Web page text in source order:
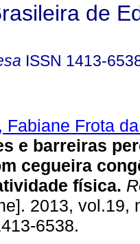
de
ISSN 1413-
Fabiane Frota
e barreiras
cegueira
física.
2013, vol.19,
6538.